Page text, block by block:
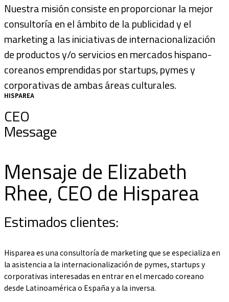
Nuestra misión consiste en proporcionar la mejor
consultoría en el ámbito de la publicidad y el
marketing a las iniciativas de internacionalización
de productos y/o servicios en mercados hispano-
coreanos emprendidas por startups, pymes y
corporativas de ambas áreas culturales.
HISPAREA
CEO
Message
Mensaje de Elizabeth
Rhee, CEO de Hisparea
Estimados clientes:
Hisparea es una consultoría de marketing que se especializa en
la asistencia a la internacionalización de pymes, startups y
corporativas interesadas en entrar en el mercado coreano
desde Latinoamérica o España y a la inversa.